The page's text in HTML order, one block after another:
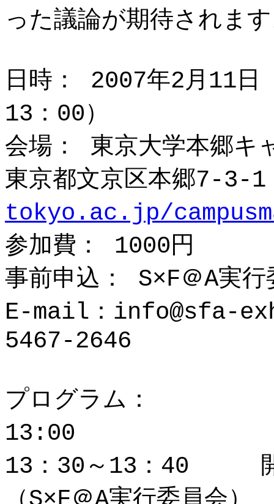
った議論が期待されま
日時： 2007年2月11
13：00）
会場： 東京大学本郷キ
東京都文京区本郷7-3-1
tokyo.ac.jp/
参加費： 1000円
事前申込： S×F＠A実行
E-mail：info@sfa-
5467-2646
プログラム：
13:00 開
13：30～13：40